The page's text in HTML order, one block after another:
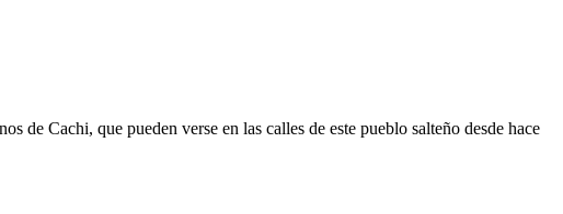
de Cachi, que pueden verse en las calles de este pueblo salteño desde hace